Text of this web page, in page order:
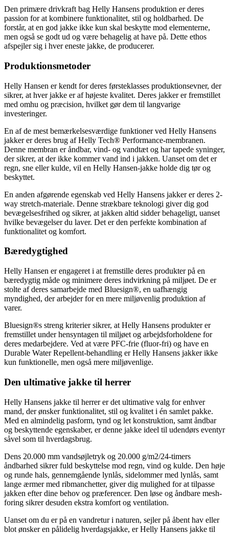
Den primære drivkraft bag Helly Hansens produktion er deres
passion for at kombinere funktionalitet, stil og holdbarhed. De
forstår, at en god jakke ikke kun skal beskytte mod elementerne,
men også se godt ud og være behagelig at have på. Dette ethos
afspejler sig i hver eneste jakke, de producerer.
Produktionsmetoder
Helly Hansen er kendt for deres førsteklasses produktionsevner, der
sikrer, at hver jakke er af højeste kvalitet. Deres jakker er fremstillet
med omhu og præcision, hvilket gør dem til langvarige
investeringer.
En af de mest bemærkelsesværdige funktioner ved Helly Hansens
jakker er deres brug af Helly Tech® Performance-membranen.
Denne membran er åndbar, vind- og vandtæt og har tapede syninger,
der sikrer, at der ikke kommer vand ind i jakken. Uanset om det er
regn, sne eller kulde, vil en Helly Hansen-jakke holde dig tør og
beskyttet.
En anden afgørende egenskab ved Helly Hansens jakker er deres 2-
way stretch-materiale. Denne strækbare teknologi giver dig god
bevægelsesfrihed og sikrer, at jakken altid sidder behageligt, uanset
hvilke bevægelser du laver. Det er den perfekte kombination af
funktionalitet og komfort.
Bæredygtighed
Helly Hansen er engageret i at fremstille deres produkter på en
bæredygtig måde og minimere deres indvirkning på miljøet. De er
stolte af deres samarbejde med Bluesign®, en uafhængig
myndighed, der arbejder for en mere miljøvenlig produktion af
varer.
Bluesign®s streng kriterier sikrer, at Helly Hansens produkter er
fremstillet under hensyntagen til miljøet og arbejdsforholdene for
deres medarbejdere. Ved at være PFC-frie (fluor-fri) og have en
Durable Water Repellent-behandling er Helly Hansens jakker ikke
kun funktionelle, men også mere miljøvenlige.
Den ultimative jakke til herrer
Helly Hansens jakke til herrer er det ultimative valg for enhver
mand, der ønsker funktionalitet, stil og kvalitet i én samlet pakke.
Med en almindelig pasform, tynd og let konstruktion, samt åndbar
og beskyttende egenskaber, er denne jakke ideel til udendørs eventyr
såvel som til hverdagsbrug.
Dens 20.000 mm vandsøjletryk og 20.000 g/m2/24-timers
åndbarhed sikrer fuld beskyttelse mod regn, vind og kulde. Den høje
og runde hals, gennemgående lynlås, sidelommer med lynlås, samt
lange ærmer med ribmanchetter, giver dig mulighed for at tilpasse
jakken efter dine behov og præferencer. Den løse og åndbare mesh-
foring sikrer desuden ekstra komfort og ventilation.
Uanset om du er på en vandretur i naturen, sejler på åbent hav eller
blot ønsker en pålidelig hverdagsjakke, er Helly Hansens jakke til